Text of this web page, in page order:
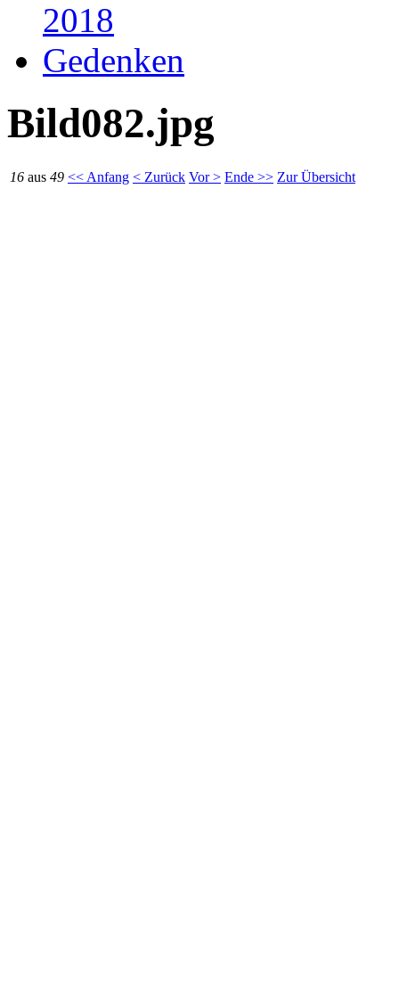
2018
Gedenken
Bild082.jpg
16 aus 49 << Anfang < Zurück Vor > Ende >> Zur Übersicht